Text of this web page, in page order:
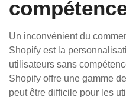
Un inconvénient du
Shopify est la
utilisateurs sans
Shopify offre une gamme
peut être difficile pour les